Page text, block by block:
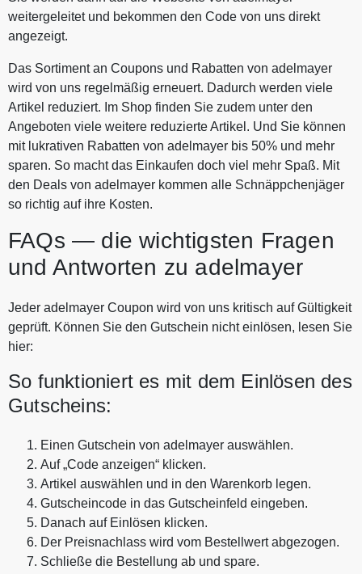
weitergeleitet und bekommen den Code von uns direkt
angezeigt.
Das Sortiment an Coupons und Rabatten von adelmayer
wird von uns regelmäßig erneuert. Dadurch werden viele
Artikel reduziert. Im Shop finden Sie zudem unter den
Angeboten viele weitere reduzierte Artikel. Und Sie können
mit lukrativen Rabatten von adelmayer bis 50% und mehr
sparen. So macht das Einkaufen doch viel mehr Spaß. Mit
den Deals von adelmayer kommen alle Schnäppchenjäger
so richtig auf ihre Kosten.
FAQs — die wichtigsten Fragen
und Antworten zu adelmayer
Jeder adelmayer Coupon wird von uns kritisch auf Gültigkeit
geprüft. Können Sie den Gutschein nicht einlösen, lesen Sie
hier:
So funktioniert es mit dem Einlösen des
Gutscheins:
Einen Gutschein von adelmayer auswählen.
Auf „Code anzeigen“ klicken.
Artikel auswählen und in den Warenkorb legen.
Gutscheincode in das Gutscheinfeld eingeben.
Danach auf Einlösen klicken.
Der Preisnachlass wird vom Bestellwert abgezogen.
Schließe die Bestellung ab und spare.